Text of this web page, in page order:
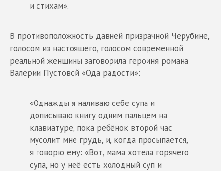
и стихам».
В противоположность давней призрачной Черубине,
голосом из настоящего, голосом современной
реальной женщины заговорила героиня романа
Валерии Пустовой «Ода радости»:
«Однажды я наливаю себе супа и
дописываю книгу одним пальцем на
клавиатуре, пока ребёнок второй час
мусолит мне грудь, и, когда просыпается,
я говорю ему: «Вот, мама хотела горячего
супа, но у неё есть холодный суп и